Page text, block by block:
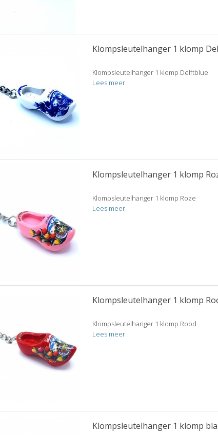
Klompsleutelhanger 1 klomp
Klompsleutelhanger 1 klomp Delftblue
Lees meer
Klompsleutelhanger 1 klomp
Klompsleutelhanger 1 klomp Roze
Lees meer
Klompsleutelhanger 1 klomp
Klompsleutelhanger 1 klomp Rood
Lees meer
Klompsleutelhanger 1 klomp